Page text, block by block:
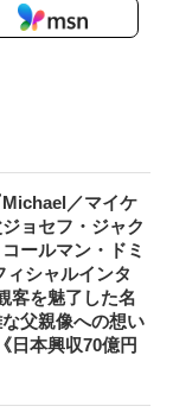
Michael／マイケ
ョセフ・ジャク
ールマン・ドミ
ィシャルインタ
客を魅了した名
父親像への想い
日本興収70億円